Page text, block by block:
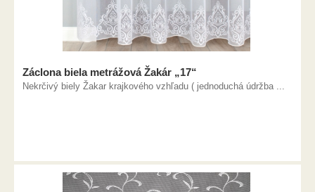
Záclona biela metrážová Žakár „17“
Nekrčivý biely Žakar krajkového vzhľadu ( jednoduchá údržba ...